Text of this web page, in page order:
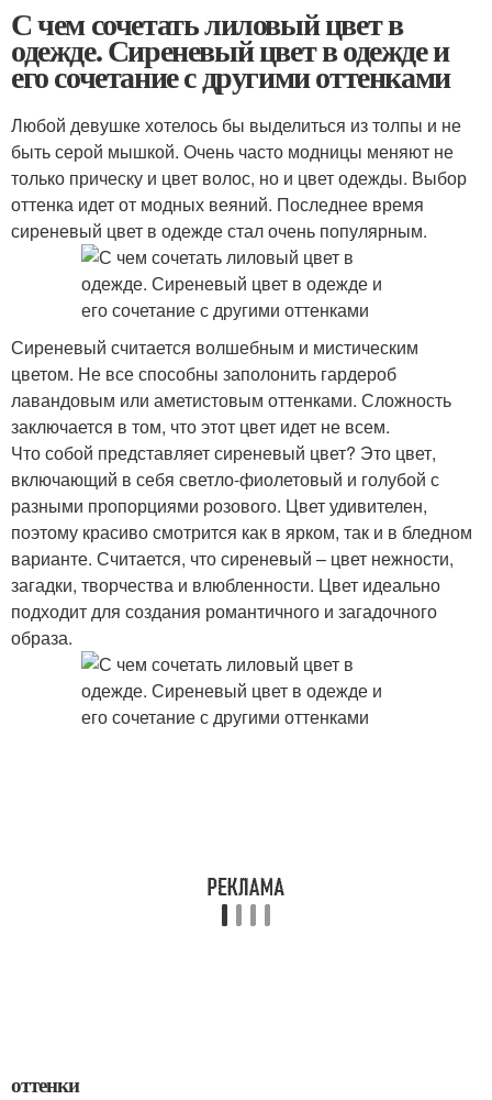
С чем сочетать лиловый цвет в
одежде. Сиреневый цвет в одежде и
его сочетание с другими оттенками
Любой девушке хотелось бы выделиться из толпы и не
быть серой мышкой. Очень часто модницы меняют не
только прическу и цвет волос, но и цвет одежды. Выбор
оттенка идет от модных веяний. Последнее время
сиреневый цвет в одежде стал очень популярным.
Сиреневый считается волшебным и мистическим
цветом. Не все способны заполонить гардероб
лавандовым или аметистовым оттенками. Сложность
заключается в том, что этот цвет идет не всем.
Что собой представляет сиреневый цвет? Это цвет,
включающий в себя светло-фиолетовый и голубой с
разными пропорциями розового. Цвет удивителен,
поэтому красиво смотрится как в ярком, так и в бледном
варианте. Считается, что сиреневый – цвет нежности,
загадки, творчества и влюбленности. Цвет идеально
подходит для создания романтичного и загадочного
образа.
оттенки